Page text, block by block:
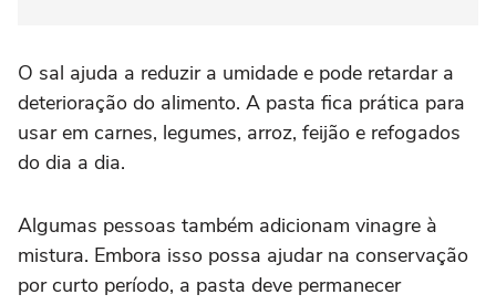
O sal ajuda a reduzir a umidade e pode retardar a
deterioração do alimento. A pasta fica prática para
usar em carnes, legumes, arroz, feijão e refogados
do dia a dia.
Algumas pessoas também adicionam vinagre à
mistura. Embora isso possa ajudar na conservação
por curto período, a pasta deve permanecer